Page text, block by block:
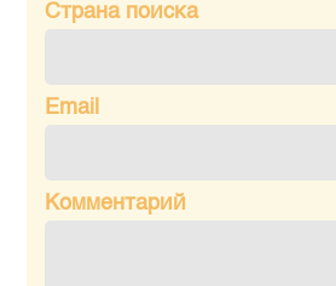
Страна поиска
Email
Комментарий